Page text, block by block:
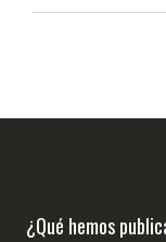
¿Qué hemos